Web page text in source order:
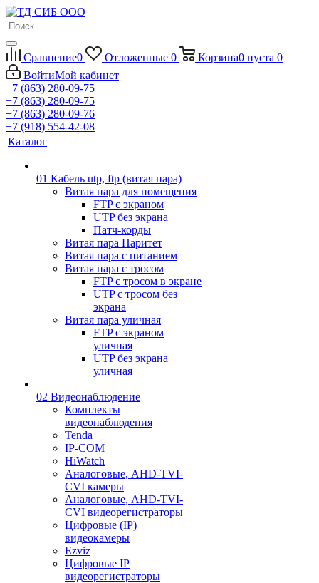
Сравнение0 Отложенные 0 Корзина0 пуста 0
ВойтиМой кабинет
+7 (863) 280-09-75
+7 (863) 280-09-75
+7 (863) 280-09-76
+7 (918) 554-42-08
Каталог
01 Кабель utp, ftp (витая пара)
Витая пара для помещения
FTP с экраном
UTP без экрана
Патч-корды
Витая пара Паритет
Витая пара с питанием
Витая пара с тросом
FTP с тросом в экране
UTP с тросом без
экрана
Витая пара уличная
FTP с экраном
уличная
UTP без экрана
уличная
02 Видеонаблюдение
Комплекты
видеонаблюдения
Tenda
IP-COM
HiWatch
Аналоговые, AHD-TVI-
CVI камеры
Аналоговые, AHD-TVI-
CVI видеорегистраторы
Цифровые (IP)
видеокамеры
Ezviz
Цифровые IP
видеорегистраторы